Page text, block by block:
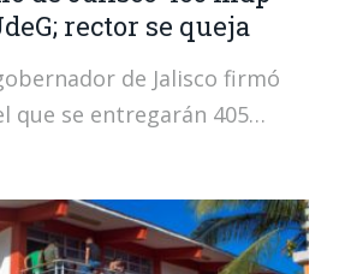
rector se queja
de Jalisco firmó
que se entregarán 405…